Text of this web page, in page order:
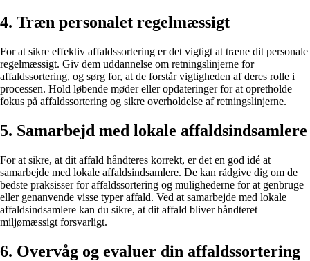
4. Træn personalet regelmæssigt
For at sikre effektiv affaldssortering er det vigtigt at træne dit personale
regelmæssigt. Giv dem uddannelse om retningslinjerne for
affaldssortering, og sørg for, at de forstår vigtigheden af deres rolle i
processen. Hold løbende møder eller opdateringer for at opretholde
fokus på affaldssortering og sikre overholdelse af retningslinjerne.
5. Samarbejd med lokale affaldsindsamlere
For at sikre, at dit affald håndteres korrekt, er det en god idé at
samarbejde med lokale affaldsindsamlere. De kan rådgive dig om de
bedste praksisser for affaldssortering og mulighederne for at genbruge
eller genanvende visse typer affald. Ved at samarbejde med lokale
affaldsindsamlere kan du sikre, at dit affald bliver håndteret
miljømæssigt forsvarligt.
6. Overvåg og evaluer din affaldssortering